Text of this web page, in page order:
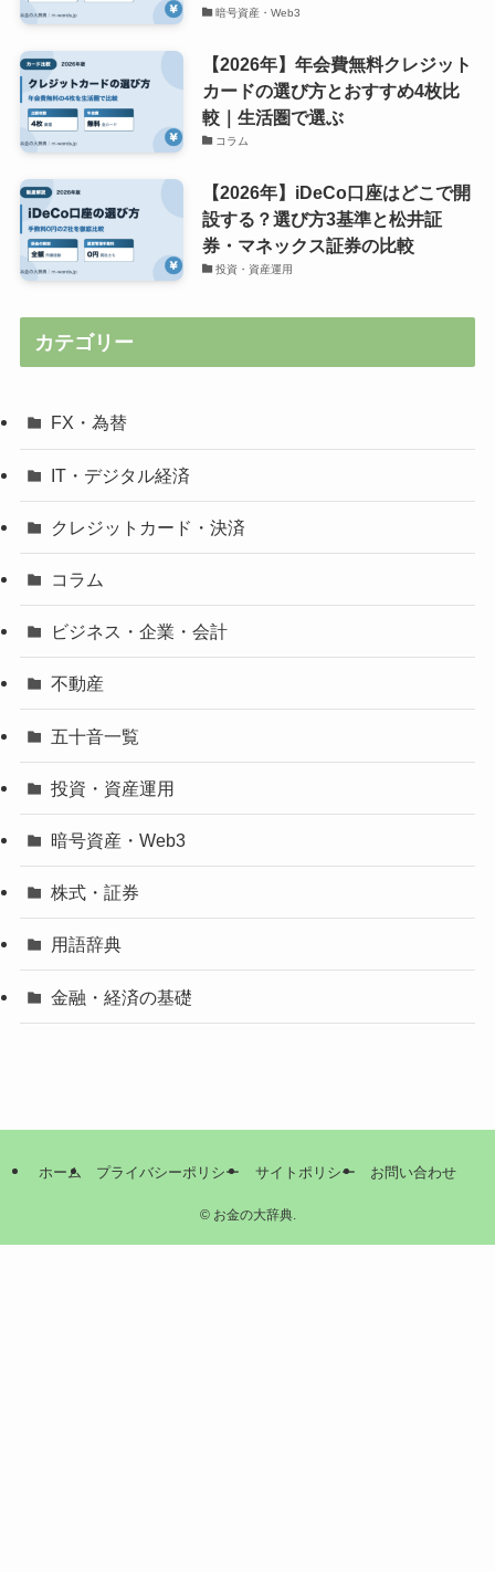
暗号資産・Web3
【2026年】年会費無料クレジット
カードの選び方とおすすめ4枚比
較｜生活圏で選ぶ
コラム
【2026年】iDeCo口座はどこで開
設する？選び方3基準と松井証
券・マネックス証券の比較
投資・資産運用
カテゴリー
FX・為替
IT・デジタル経済
クレジットカード・決済
コラム
ビジネス・企業・会計
不動産
五十音一覧
投資・資産運用
暗号資産・Web3
株式・証券
用語辞典
金融・経済の基礎
ホーム プライバシーポリシー サイトポリシー お問い合わせ
©お金の大辞典.